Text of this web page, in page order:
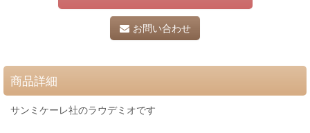
お問い合わせ
商品詳細
サンミケーレ社のラウデミオです